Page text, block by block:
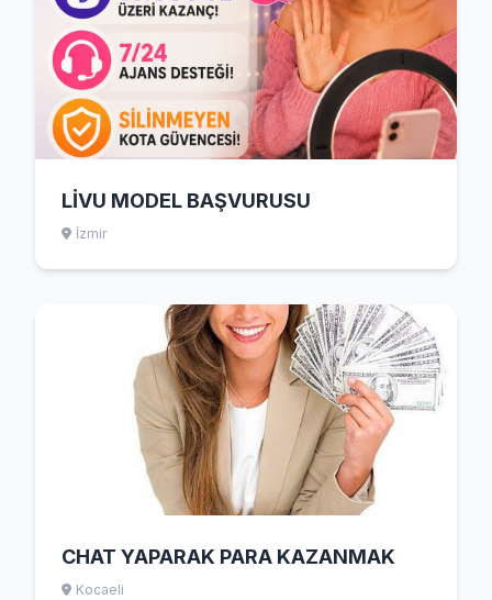
LİVU MODEL BAŞVURUSU
İzmir
CHAT YAPARAK PARA KAZANMAK
Kocaeli